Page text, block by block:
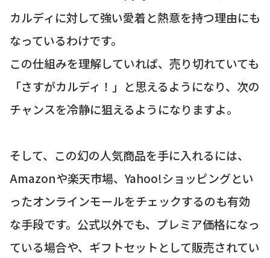
カルディに対して強い愛着と熱意を持つ理由にも
なっているわけです。
この仕組みを理解していれば、売り切れていても
「さすがカルディ！」と思えるようになり、次の
チャンスを冷静に狙えるようになりますよ。
そして、この幻の人気商品を手に入れるには、
Amazonや楽天市場、Yahoo!ショッピングとい
ったオンラインモールをチェックするのも有効
な手段です。公式以外でも、プレミア価格になっ
ている場合や、ギフトセットとして販売されてい